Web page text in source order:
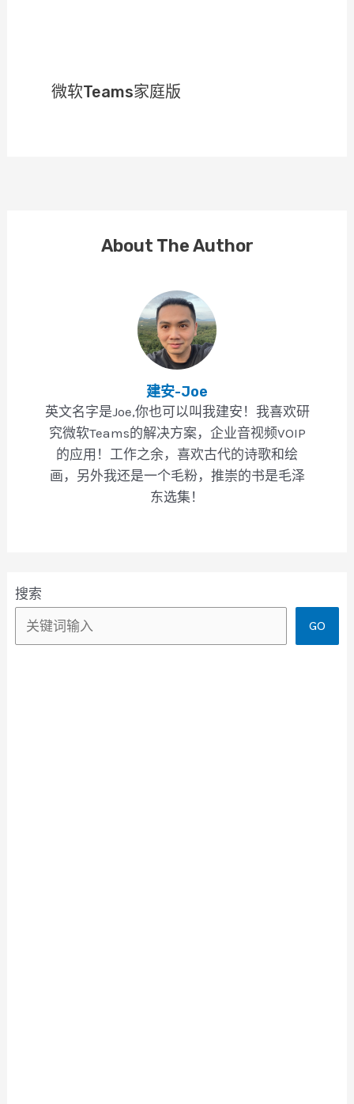
微软Teams家庭版
About The Author
建安-Joe
英文名字是Joe,你也可以叫我建安！我喜欢研
究微软Teams的解决方案，企业音视频VOIP
的应用！工作之余，喜欢古代的诗歌和绘
画，另外我还是一个毛粉，推崇的书是毛泽
东选集！
搜索
GO